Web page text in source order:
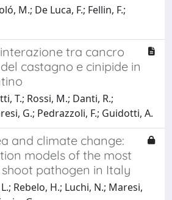
M.; De Luca, F.; Fellin, F.;
tra cancro
castagno e cinipide in
T.; Rossi, M.; Danti, R.;
G.; Pedrazzoli, F.; Guidotti, A.
and climate change:
models of the most
pathogen in Italy
Rebelo, H.; Luchi, N.; Maresi,